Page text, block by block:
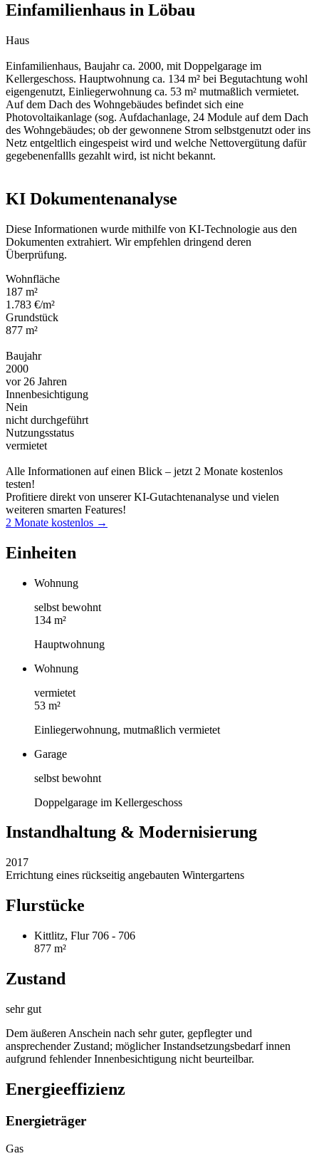
Einfamilienhaus in Löbau
Haus
Einfamilienhaus, Baujahr ca. 2000, mit Doppelgarage im
Kellergeschoss. Hauptwohnung ca. 134 m² bei Begutachtung wohl
eigengenutzt, Einliegerwohnung ca. 53 m² mutmaßlich vermietet.
Auf dem Dach des Wohngebäudes befindet sich eine
Photovoltaikanlage (sog. Aufdachanlage, 24 Module auf dem Dach
des Wohngebäudes; ob der gewonnene Strom selbstgenutzt oder ins
Netz entgeltlich eingespeist wird und welche Nettovergütung dafür
gegebenenfallls gezahlt wird, ist nicht bekannt.
KI Dokumentenanalyse
Diese Informationen wurde mithilfe von KI-Technologie aus den
Dokumenten extrahiert. Wir empfehlen dringend deren
Überprüfung.
Wohnfläche
187 m²
1.783 €/m²
Grundstück
877 m²
Baujahr
2000
vor 26 Jahren
Innenbesichtigung
Nein
nicht durchgeführt
Nutzungsstatus
vermietet
Alle Informationen auf einen Blick – jetzt 2 Monate kostenlos
testen!
Profitiere direkt von unserer KI-Gutachtenanalyse und vielen
weiteren smarten Features!
2 Monate kostenlos →
Einheiten
Wohnung
selbst bewohnt
134 m²
Hauptwohnung
Wohnung
vermietet
53 m²
Einliegerwohnung, mutmaßlich vermietet
Garage
selbst bewohnt
Doppelgarage im Kellergeschoss
Instandhaltung & Modernisierung
2017
Errichtung eines rückseitig angebauten Wintergartens
Flurstücke
Kittlitz, Flur 706 - 706
877 m²
Zustand
sehr gut
Dem äußeren Anschein nach sehr guter, gepflegter und
ansprechender Zustand; möglicher Instandsetzungsbedarf innen
aufgrund fehlender Innenbesichtigung nicht beurteilbar.
Energieeffizienz
Energieträger
Gas